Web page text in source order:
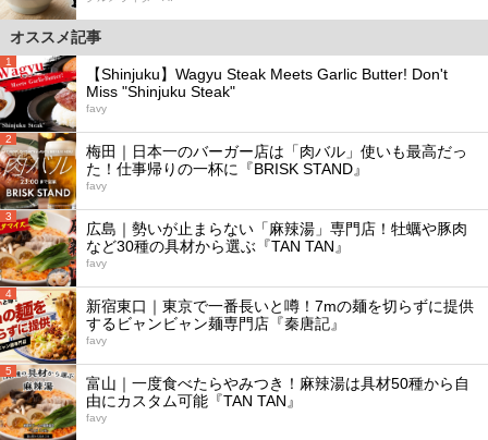
オススメ記事
1
【Shinjuku】Wagyu Steak Meets Garlic Butter! Don't
Miss "Shinjuku Steak"
favy
2
梅田｜日本一のバーガー店は「肉バル」使いも最高だっ
た！仕事帰りの一杯に『BRISK STAND』
favy
3
広島｜勢いが止まらない「麻辣湯」専門店！牡蠣や豚肉
など30種の具材から選ぶ『TAN TAN』
favy
4
新宿東口｜東京で一番長いと噂！7mの麺を切らずに提供
するビャンビャン麺専門店『秦唐記』
favy
5
富山｜一度食べたらやみつき！麻辣湯は具材50種から自
由にカスタム可能『TAN TAN』
favy